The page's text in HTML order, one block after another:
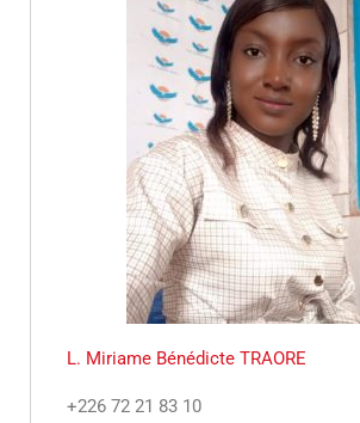
L. Miriame Bénédicte TRAORE
+226 72 21 83 10